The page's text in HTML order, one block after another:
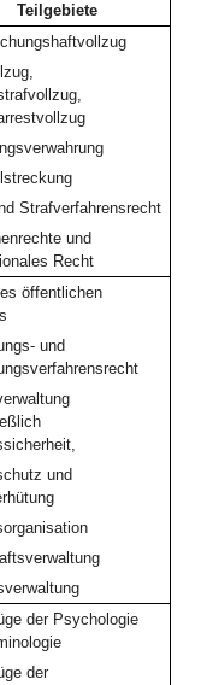
Teilgebiete
Strafverfahrensrecht
und
Recht
öffentlichen
und
und
der Psychologie
der